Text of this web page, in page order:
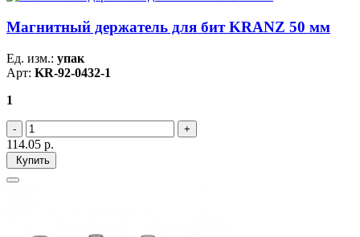
Магнитный держатель для бит KRANZ 50 мм
Ед. изм.: упак
Арт: KR-92-0432-1
1
114.05 р.
Купить